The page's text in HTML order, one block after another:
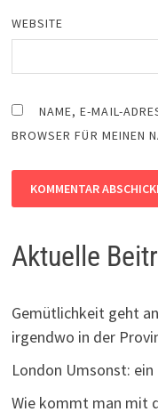
WEBSITE
NAME, E-MAIL-
BROWSER FÜR MEINEN
Aktuelle
Gemütlichkeit geht
irgendwo in der
London Umsonst:
Wie kommt man mit